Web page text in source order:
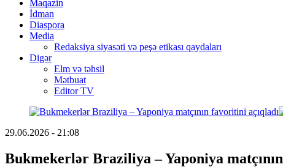
Maqazin
İdman
Diaspora
Media
Redaksiya siyasəti və peşə etikası qaydaları
Digər
Elm və təhsil
Mətbuat
Editor TV
29.06.2026 - 21:08
Bukmekerlər Braziliya – Yaponiya matçının